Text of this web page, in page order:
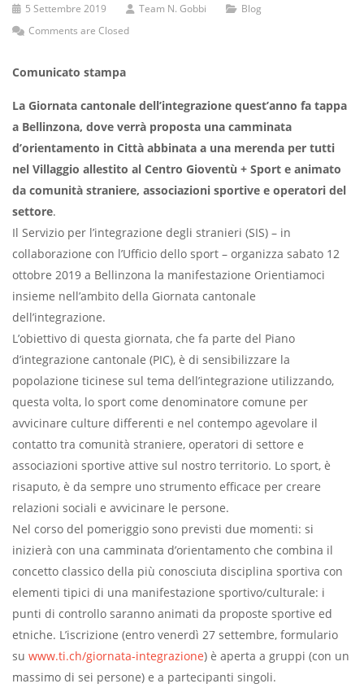
5 Settembre 2019 Team N. Gobbi
Blog
Comments are Closed
Comunicato stampa
La Giornata cantonale dell’integrazione quest’anno fa tappa
a Bellinzona, dove verrà proposta una camminata
d’orientamento in Città abbinata a una merenda per tutti
nel Villaggio allestito al Centro Gioventù + Sport e animato
da comunità straniere, associazioni sportive e operatori del
settore.
Il Servizio per l’integrazione degli stranieri (SIS) – in
collaborazione con l’Ufficio dello sport – organizza sabato 12
ottobre 2019 a Bellinzona la manifestazione Orientiamoci
insieme nell’ambito della Giornata cantonale
dell’integrazione.
L’obiettivo di questa giornata, che fa parte del Piano
d’integrazione cantonale (PIC), è di sensibilizzare la
popolazione ticinese sul tema dell’integrazione utilizzando,
questa volta, lo sport come denominatore comune per
avvicinare culture differenti e nel contempo agevolare il
contatto tra comunità straniere, operatori di settore e
associazioni sportive attive sul nostro territorio. Lo sport, è
risaputo, è da sempre uno strumento efficace per creare
relazioni sociali e avvicinare le persone.
Nel corso del pomeriggio sono previsti due momenti: si
inizierà con una camminata d’orientamento che combina il
concetto classico della più conosciuta disciplina sportiva con
elementi tipici di una manifestazione sportivo/culturale: i
punti di controllo saranno animati da proposte sportive ed
etniche. L’iscrizione (entro venerdì 27 settembre, formulario
su www.ti.ch/giornata-integrazione) è aperta a gruppi (con un
massimo di sei persone) e a partecipanti singoli.